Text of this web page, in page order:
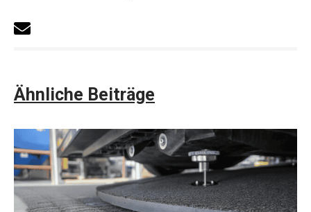
Ähnliche Beiträge